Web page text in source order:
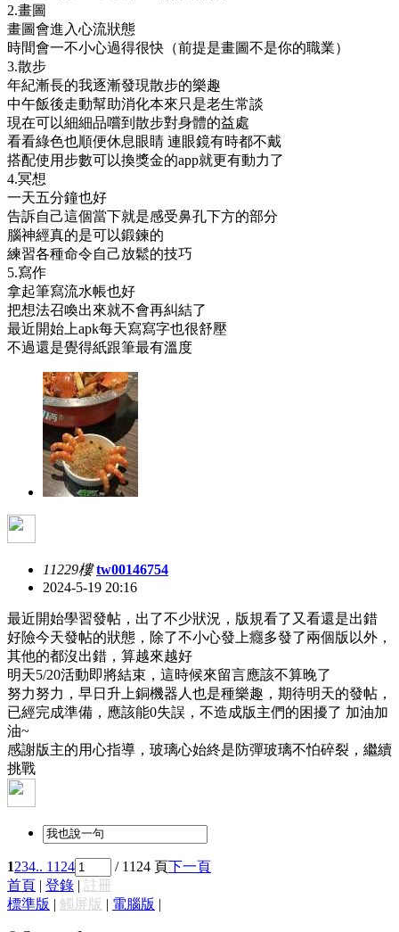
2.畫圖
畫圖會進入心流狀態
時間會一不小心過得很快（前提是畫圖不是你的職業）
3.散步
年紀漸長的我逐漸發現散步的樂趣
中午飯後走動幫助消化本來只是老生常談
現在可以細細品嚐到散步對身體的益處
看看綠色也順便休息眼睛 連眼鏡有時都不戴
搭配使用步數可以換獎金的app就更有動力了
4.冥想
一天五分鐘也好
告訴自己這個當下就是感受鼻孔下方的部分
腦神經真的是可以鍛鍊的
練習各種命令自己放鬆的技巧
5.寫作
拿起筆寫流水帳也好
把想法召喚出來就不會再糾結了
最近開始上apk每天寫寫字也很舒壓
不過還是覺得紙跟筆最有溫度
11229樓 tw00146754
2024-5-19 20:16
最近開始學習發帖，出了不少狀況，版規看了又看還是出錯
好險今天發帖的狀態，除了不小心發上癮多發了兩個版以外，
其他的都沒出錯，算越來越好
明天5/20活動即將結束，這時候來留言應該不算晚了
努力努力，早日升上銅機器人也是種樂趣，期待明天的發帖，
已經完成準備，應該能0失誤，不造成版主們的困擾了 加油加
油~
感謝版主的用心指導，玻璃心始終是防彈玻璃不怕碎裂，繼續
挑戰
1234.. 1124 / 1124 頁下一頁
首頁 | 登錄 | 註冊
標準版 | 觸屏版 | 電腦版 |